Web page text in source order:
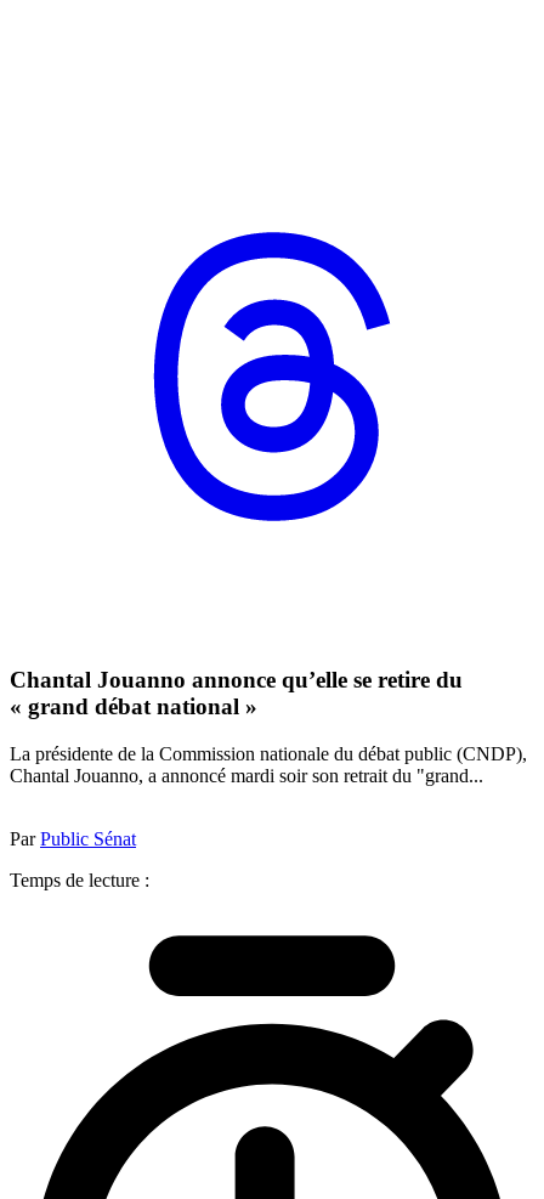
Chantal Jouanno annonce qu’elle se retire du
« grand débat national »
La présidente de la Commission nationale du débat public (CNDP),
Chantal Jouanno, a annoncé mardi soir son retrait du "grand...
ParPublic Sénat
Temps de lecture :